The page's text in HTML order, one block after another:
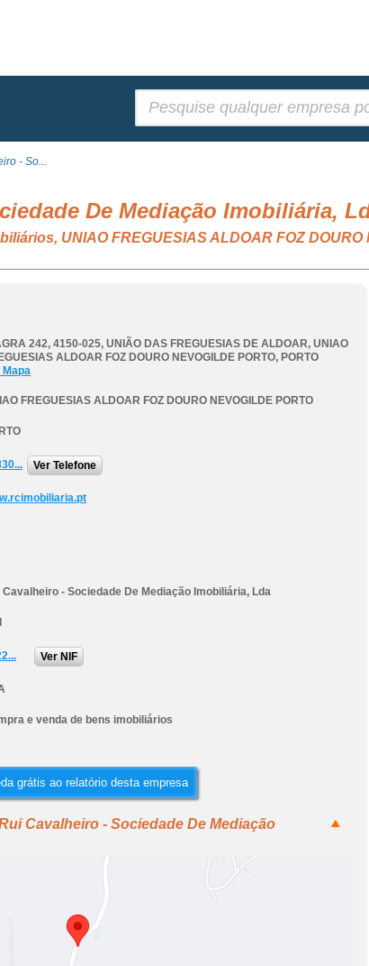
- So...
De Mediação Imobiliária,
UNIAO FREGUESIAS ALDOAR FOZ DOURO
242, 4150-025, UNIÃO DAS FREGUESIAS DE ALDOAR, UNIAO
ALDOAR FOZ DOURO NEVOGILDE PORTO, PORTO
Mapa
FREGUESIAS ALDOAR FOZ DOURO NEVOGILDE PORTO
Ver Telefone
Cavalheiro - Sociedade De Mediação Imobiliária, Lda
Ver NIF
e venda de bens imobiliários
grátis ao relatório desta empresa
Cavalheiro - Sociedade De Mediação